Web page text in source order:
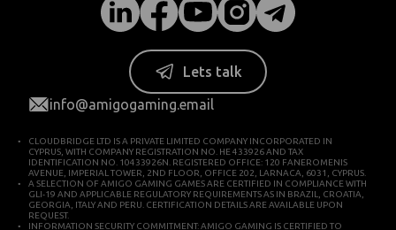
Lets talk
info@amigogaming.email
CLOUDBRIDGE LTD IS A PRIVATE LIMITED COMPANY INCORPORATED IN
CYPRUS, WITH COMPANY REGISTRATION NO. HE 433926 AND TAX
IDENTIFICATION NO. 10433926N. REGISTERED OFFICE: 120 FANEROMENIS
AVENUE, IMPERIAL TOWER, 2ND FLOOR, OFFICE 202, LARNACA, 6031, CYPRUS.
A SELECTION OF AMIGO GAMING GAMES ARE CERTIFIED IN COMPLIANCE WITH
GLI-19 AND APPLICABLE REGULATORY REQUIREMENTS AS IN BRAZIL, CROATIA,
GEORGIA, ITALY AND PERU. CERTIFICATION DETAILS ARE AVAILABLE UPON
REQUEST.
INFORMATION SECURITY COMMITMENT: AMIGO GAMING IS CERTIFIED TO